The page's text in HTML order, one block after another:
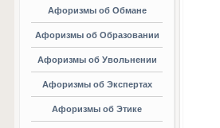
Афоризмы об Обмане
Афоризмы об Образовании
Афоризмы об Увольнении
Афоризмы об Экспертах
Афоризмы об Этике